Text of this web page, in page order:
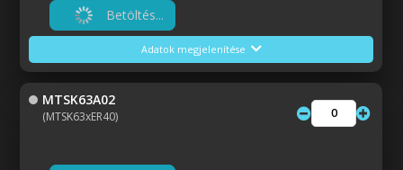
Betöltés...
Adatok megjelenítése
MTSK63A02
(MTSK63xER40)